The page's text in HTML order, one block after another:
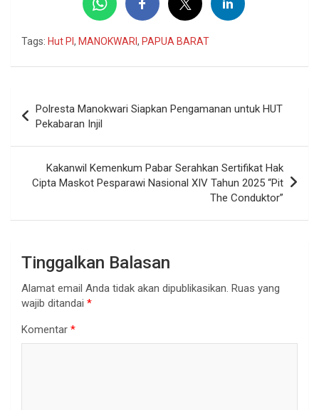
Tags: Hut PI, MANOKWARI, PAPUA BARAT
pos
Polresta Manokwari Siapkan Pengamanan untuk HUT
Pekabaran Injil
Kakanwil Kemenkum Pabar Serahkan Sertifikat Hak
Cipta Maskot Pesparawi Nasional XIV Tahun 2025 “Pit
The Conduktor”
Tinggalkan Balasan
Alamat email Anda tidak akan dipublikasikan. Ruas yang
wajib ditandai *
Komentar *